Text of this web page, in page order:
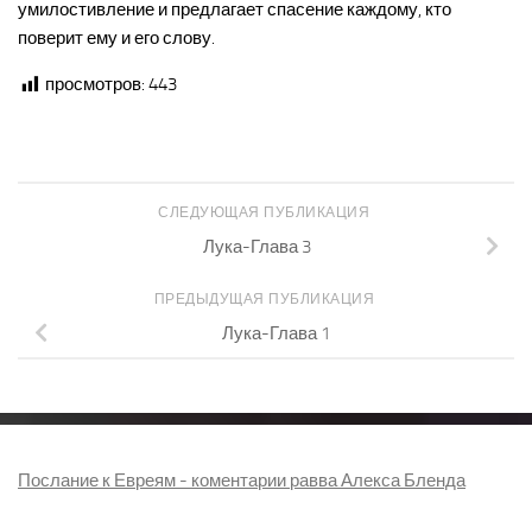
умилостивление и предлагает спасение каждому, кто
поверит ему и его слову.
просмотров: 443
СЛЕДУЮЩАЯ ПУБЛИКАЦИЯ
Лука-Глава 3
ПРЕДЫДУЩАЯ ПУБЛИКАЦИЯ
Лука-Глава 1
Послание к Евреям - коментарии равва Алекса Бленда